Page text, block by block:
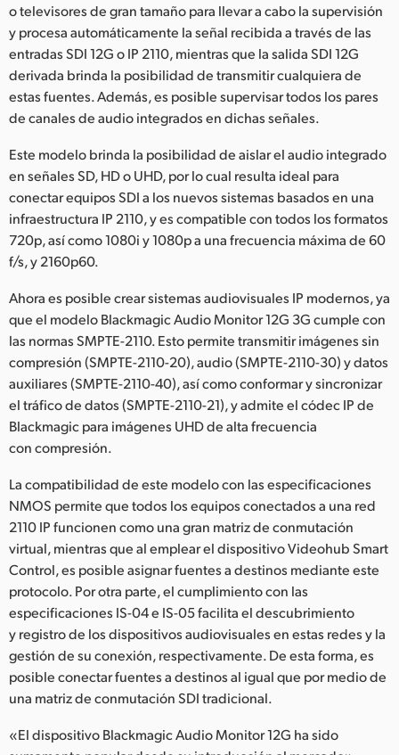
o televisores de gran tamaño para llevar a cabo la supervisión
y procesa automáticamente la señal recibida a través de las
entradas SDI 12G o IP 2110, mientras que la salida SDI 12G
derivada brinda la posibilidad de transmitir cualquiera de
estas fuentes. Además, es posible supervisar todos los pares
de canales de audio integrados en dichas señales.
Este modelo brinda la posibilidad de aislar el audio integrado
en señales SD, HD o UHD, por lo cual resulta ideal para
conectar equipos SDI a los nuevos sistemas basados en una
infraestructura IP 2110, y es compatible con todos los formatos
720p, así como 1080i y 1080p a una frecuencia máxima de 60
f/s, y 2160p60.
Ahora es posible crear sistemas audiovisuales IP modernos, ya
que el modelo Blackmagic Audio Monitor 12G 3G cumple con
las normas SMPTE-2110. Esto permite transmitir imágenes sin
compresión (SMPTE-2110-20), audio (SMPTE-2110-30) y datos
auxiliares (SMPTE-2110-40), así como conformar y sincronizar
el tráfico de datos (SMPTE-2110-21), y admite el códec IP de
Blackmagic para imágenes UHD de alta frecuencia
con compresión.
La compatibilidad de este modelo con las especificaciones
NMOS permite que todos los equipos conectados a una red
2110 IP funcionen como una gran matriz de conmutación
virtual, mientras que al emplear el dispositivo Videohub Smart
Control, es posible asignar fuentes a destinos mediante este
protocolo. Por otra parte, el cumplimiento con las
especificaciones IS-04 e IS-05 facilita el descubrimiento
y registro de los dispositivos audiovisuales en estas redes y la
gestión de su conexión, respectivamente. De esta forma, es
posible conectar fuentes a destinos al igual que por medio de
una matriz de conmutación SDI tradicional.
«El dispositivo Blackmagic Audio Monitor 12G ha sido